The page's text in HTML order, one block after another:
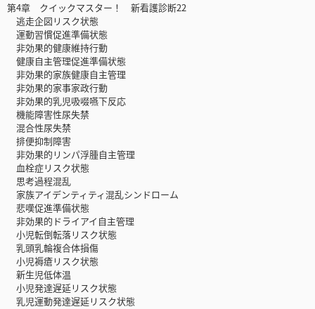
第4章 クイックマスター！ 新看護診断22
逃走企図リスク状態
運動習慣促進準備状態
非効果的健康維持行動
健康自主管理促進準備状態
非効果的家族健康自主管理
非効果的家事家政行動
非効果的乳児吸啜嚥下反応
機能障害性尿失禁
混合性尿失禁
排便抑制障害
非効果的リンパ浮腫自主管理
血栓症リスク状態
思考過程混乱
家族アイデンティティ混乱シンドローム
悲嘆促進準備状態
非効果的ドライアイ自主管理
小児転倒転落リスク状態
乳頭乳輪複合体損傷
小児褥瘡リスク状態
新生児低体温
小児発達遅延リスク状態
乳児運動発達遅延リスク状態